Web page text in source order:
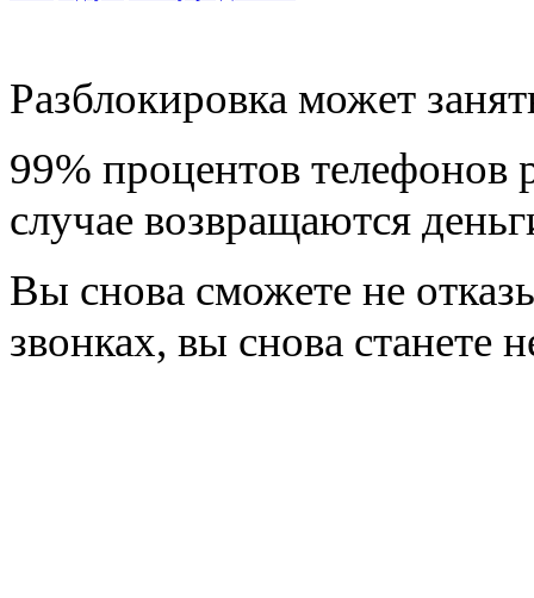
Разблокировка может
99% процентов телефонов
случае возвращаются
Вы снова сможете не
звонках, вы снова станете